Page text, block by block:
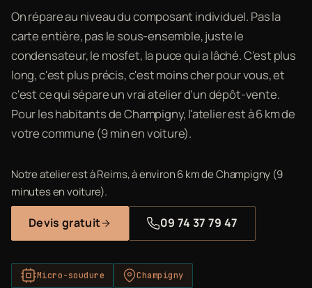
On répare au niveau du composant individuel. Pas la
carte entière, pas le sous-ensemble, juste le
condensateur, le mosfet, la puce qui a lâché. C'est plus
long, c'est plus précis, c'est moins cher pour vous, et
c'est ce qui sépare un vrai atelier d'un dépôt-vente.
Pour les habitants de Champigny, l'atelier est à 6 km de
votre commune (9 min en voiture).
Notre atelier est à Reims, à environ 6 km de Champigny (9
minutes en voiture).
Devis gratuit 09 74 37 79 47
Micro-soudure Champigny